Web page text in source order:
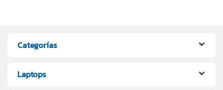
Categorías
Laptops